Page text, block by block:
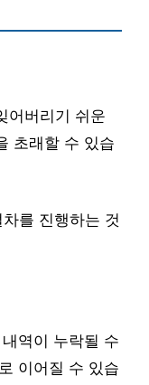
어버리기 쉬운
초래할 수 있습
를 진행하는 것
역이 누락될 수
이어질 수 있습